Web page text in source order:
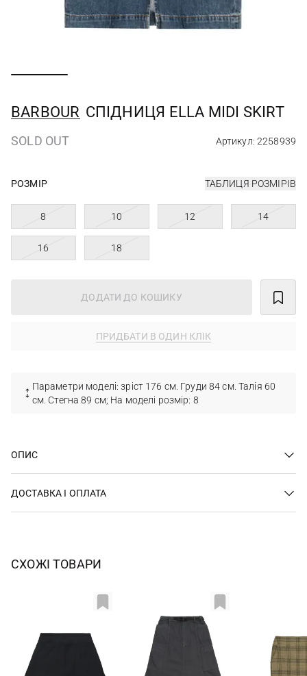
BARBOUR СПІДНИЦЯ ELLA MIDI SKIRT
SOLD OUT Артикул: 2258939
РОЗМІР ТАБЛИЦЯ РОЗМІРІВ
8 10 12 14
16 18
ДОДАТИ ДО КОШИКУ
ПРИДБАТИ В ОДИН КЛІК
Параметри моделі: зріст 176 см. Груди 84 см. Талія 60
см. Стегна 89 см; На моделі розмір: 8
ОПИС
ДОСТАВКА І ОПЛАТА
СХОЖІ ТОВАРИ